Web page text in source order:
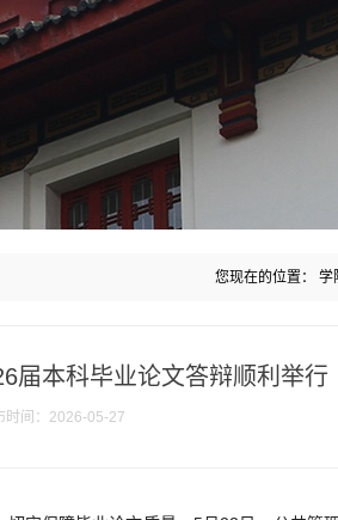
您现在的位置： 学
届本科毕业论文答辩顺利举行
时间：2026-05-27